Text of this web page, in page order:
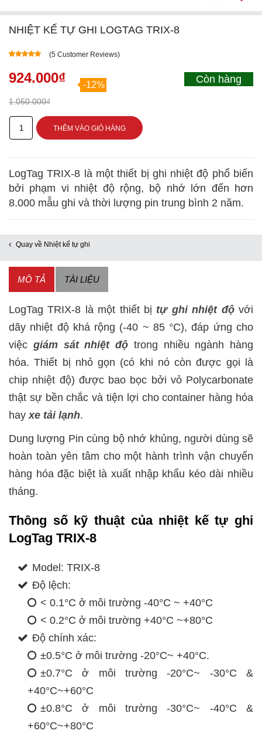
NHIỆT KẾ TỰ GHI LOGTAG TRIX-8
based on
customer
(5 Customer Reviews)
924.000₫
1.050.000₫
-12% Còn hàng
Nhiệt
kế
tự
ghi
LogTag
số
lượng
THÊM VÀO GIỎ HÀNG
LogTag TRIX-8 là một thiết bị ghi nhiệt độ phổ biến
bởi phạm vi nhiệt độ rộng, bộ nhớ lớn đến hơn
8.000 mẫu ghi và thời lượng pin trung bình 2 năm.
Quay về Nhiệt kế tự ghi
MÔ TẢ TÀI LIỆU
LogTag TRIX-8 là một thiết bị tự ghi nhiệt độvới
dãy nhiệt độ khá rộng (-40 ~ 85 °C), đáp ứng cho
việc giám sát nhiệt độ trong nhiều ngành hàng
hóa. Thiết bị nhỏ gọn (có khi nó còn được gọi là
chip nhiệt độ) được bao bọc bởi vỏ Polycarbonate
thật sự bền chắc và tiện lợi cho container hàng hóa
hayxe tải lạnh.
Dung lượng Pin cùng bộ nhớ khủng, người dùng sẽ
hoàn toàn yên tâm cho một hành trình vận chuyển
hàng hóa đặc biệt là xuất nhập khẩu kéo dài nhiều
tháng.
Thông số kỹ thuật của nhiệt kế tự ghi
LogTag TRIX-8
Model: TRIX-8
Độ lệch:
< 0.1°C ở môi trường -40°C ~ +40°C
< 0.2°C ở môi trường +40°C ~+80°C
Độ chính xác:
±0.5°C ở môi trường -20°C~ +40°C.
±0.7°C ở môi trường -20°C~ -30°C &
+40°C~+60°C
±0.8°C ở môi trường -30°C~ -40°C &
+60°C~+80°C